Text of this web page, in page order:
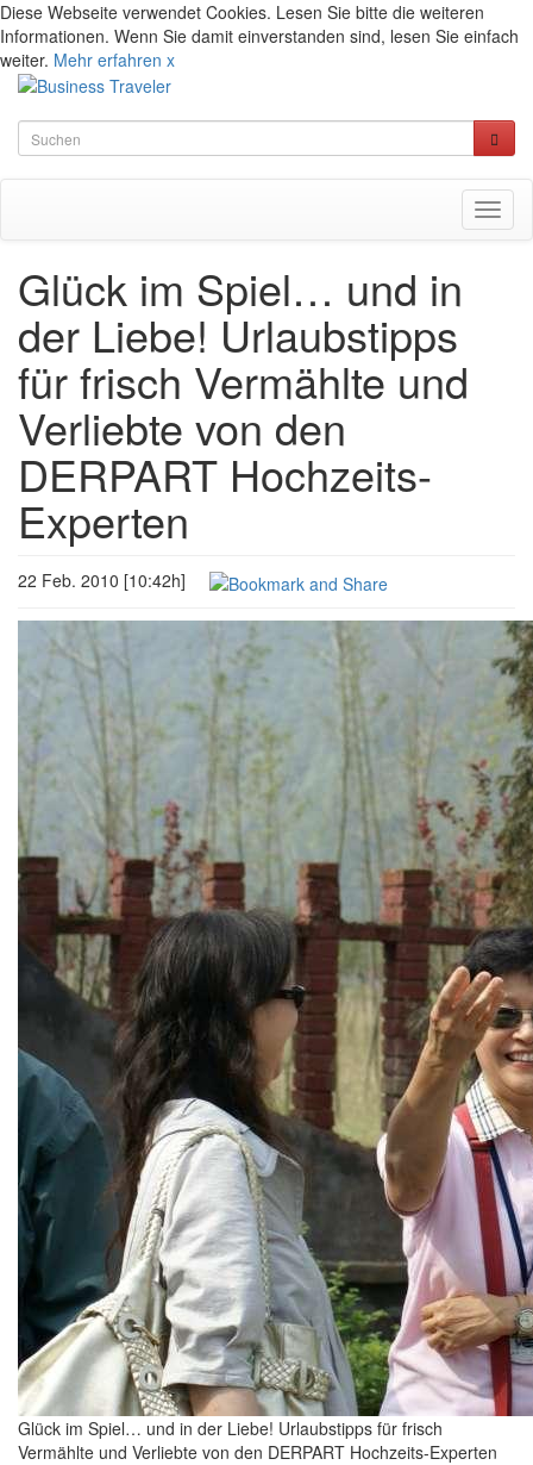
Diese Webseite verwendet Cookies. Lesen Sie bitte die weiteren
Informationen. Wenn Sie damit einverstanden sind, lesen Sie einfach
weiter. Mehr erfahren x
Glück im Spiel… und in
der Liebe! Urlaubstipps
für frisch Vermählte und
Verliebte von den
DERPART Hochzeits-
Experten
22 Feb. 2010 [10:42h]
Glück im Spiel… und in der Liebe! Urlaubstipps für frisch
Vermählte und Verliebte von den DERPART Hochzeits-Experten